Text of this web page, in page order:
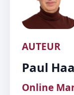
AUTEUR
Paul
Online